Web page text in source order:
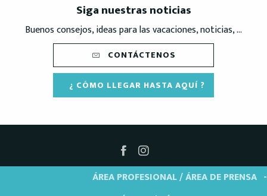
Siga nuestras noticias
Buenos consejos, ideas para las vacaciones, noticias, ...
CONTÁCTENOS
¿ CÓMO LLEGAR HASTA AQUÍ ?
ÁREA PROFESIONAL / ÁREA DE PRENSA